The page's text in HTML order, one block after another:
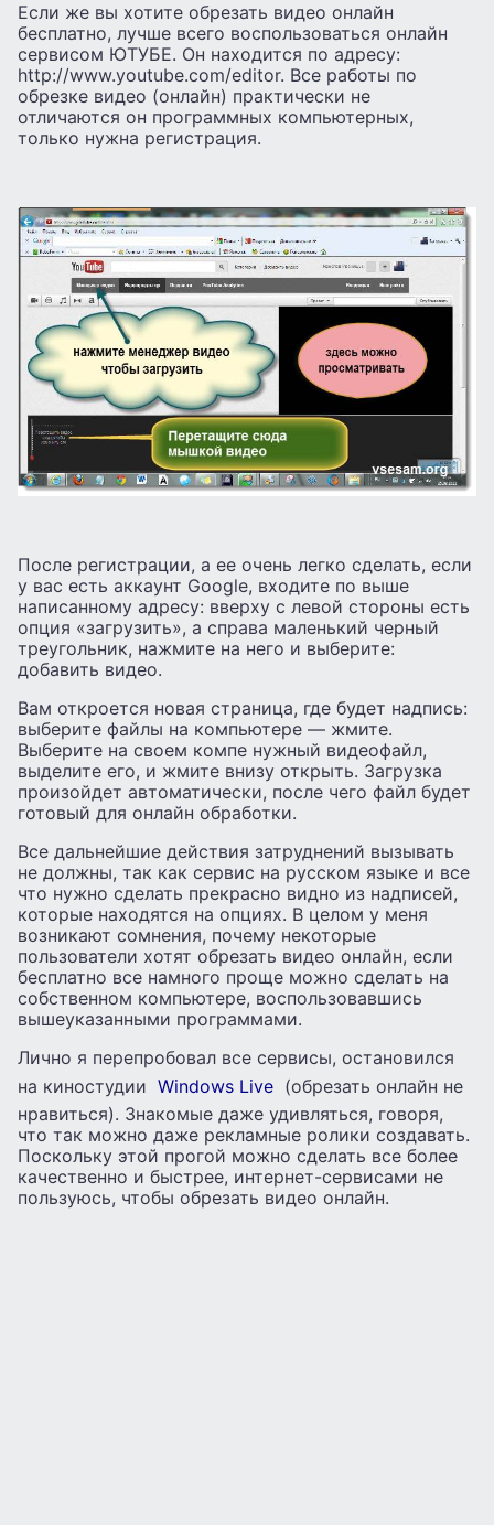
Если же вы хотите обрезать видео онлайн
бесплатно, лучше всего воспользоваться онлайн
сервисом ЮТУБЕ. Он находится по адресу:
http://www.youtube.com/editor. Все работы по
обрезке видео (онлайн) практически не
отличаются он программных компьютерных,
только нужна регистрация.
После регистрации, а ее очень легко сделать, если
у вас есть аккаунт Google, входите по выше
написанному адресу: вверху с левой стороны есть
опция «загрузить», а справа маленький черный
треугольник, нажмите на него и выберите:
добавить видео.
Вам откроется новая страница, где будет надпись:
выберите файлы на компьютере — жмите.
Выберите на своем компе нужный видеофайл,
выделите его, и жмите внизу открыть. Загрузка
произойдет автоматически, после чего файл будет
готовый для онлайн обработки.
Все дальнейшие действия затруднений вызывать
не должны, так как сервис на русском языке и все
что нужно сделать прекрасно видно из надписей,
которые находятся на опциях. В целом у меня
возникают сомнения, почему некоторые
пользователи хотят обрезать видео онлайн, если
бесплатно все намного проще можно сделать на
собственном компьютере, воспользовавшись
вышеуказанными программами.
Лично я перепробовал все сервисы, остановился
на киностудии Windows Live (обрезать онлайн не
нравиться). Знакомые даже удивляться, говоря,
что так можно даже рекламные ролики создавать.
Поскольку этой прогой можно сделать все более
качественно и быстрее, интернет-сервисами не
пользуюсь, чтобы обрезать видео онлайн.